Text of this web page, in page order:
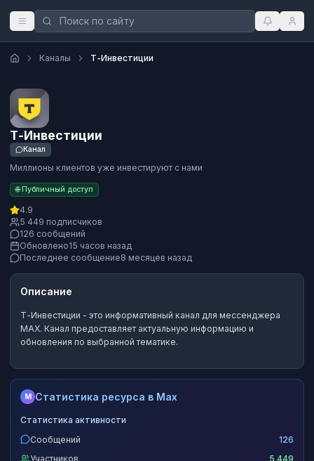
Каналы Т-Инвестиции
Т-Инвестиции
Канал
Миллионы клиентов уже инвестируют с нами
🌐 Публичный доступ
4.9
5 449 подписчиков
126 сообщений
Обновлено15 часов назад
Последнее сообщение8 месяцев назад
Описание
Т-Инвестиции - это информативный канал для мессенджера
MAX. Канал предоставляет актуальную информацию и
обновления по выбранной тематике.
M Статистика ресурса в Max
Статистика активности
Сообщений
126
Участников
5 449